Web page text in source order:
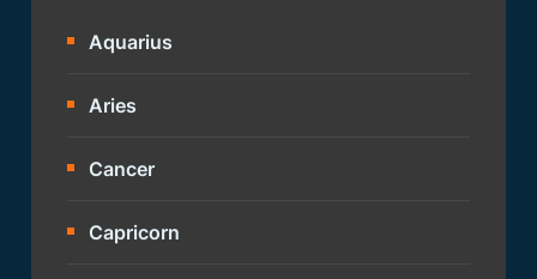
Aquarius
Aries
Cancer
Capricorn